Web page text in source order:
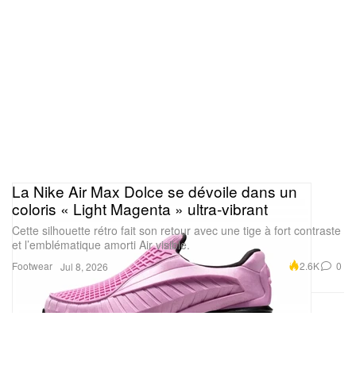
Footwear
La Nike Air Max Dolce se dévoile dans un
coloris « Light Magenta » ultra‑vibrant
Cette silhouette rétro fait son retour avec une tige à fort contraste
et l’emblématique amorti Air visible.
Jul 8, 2026 2.6K 0